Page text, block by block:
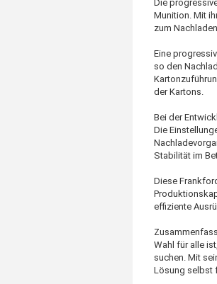
Die
Munition. Mit
zum
Eine
so den
der Kartons.
Bei der
Die
Stabilität im
Diese
effiziente
Wahl für alle
suchen. Mit
Lösung selbst